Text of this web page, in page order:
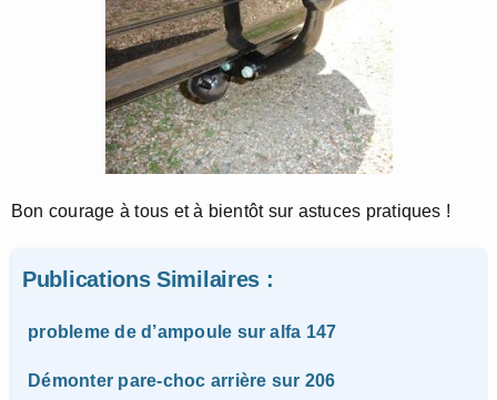
Bon courage à tous et à bientôt sur astuces pratiques !
Publications Similaires :
probleme de d’ampoule sur alfa 147
Démonter pare-choc arrière sur 206